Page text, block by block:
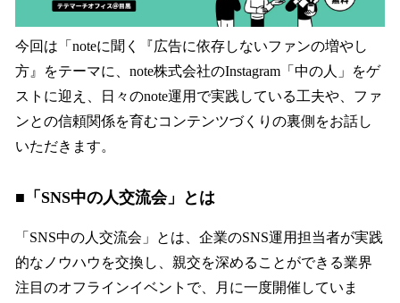
今回は「noteに聞く『広告に依存しないファンの増やし
方』をテーマに、note株式会社のInstagram「中の人」をゲ
ストに迎え、日々のnote運用で実践している工夫や、ファ
ンとの信頼関係を育むコンテンツづくりの裏側をお話し
いただきます。
■「SNS中の人交流会」とは
「SNS中の人交流会」とは、企業のSNS運用担当者が実践
的なノウハウを交換し、親交を深めることができる業界
注目のオフラインイベントで、月に一度開催していま